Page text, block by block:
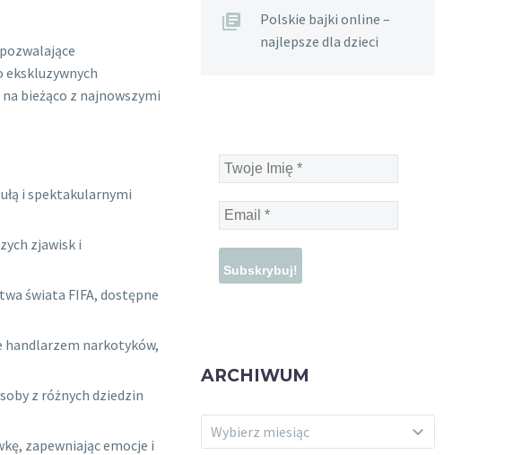
ekskluzywnych
bieżąco z najnowszymi
i spektakularnymi
zjawisk i
świata FIFA, dostępne
handlarzem narkotyków,
z różnych dziedzin
zapewniając emocje i
Polskie bajki online –
najlepsze dla dzieci
Twoje
Imię
*
Email
*
ARCHIWUM
ARCHIWUM
Wybierz miesiąc